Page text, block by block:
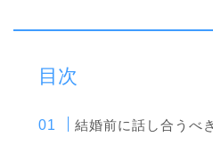
目次
結婚前に話し合うべ